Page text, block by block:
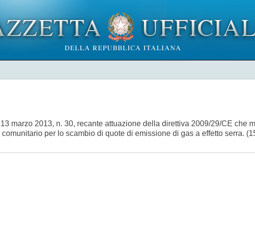
marzo 2013, n. 30, recante attuazione della direttiva 2009/29/CE che
per lo scambio di quote di emissione di gas a effetto serra.